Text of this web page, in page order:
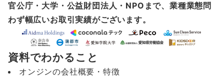
官公庁・大学・公益財団法人・NPOまで、業種業態問
わず幅広いお取引実績がございます。
資料でわかること
オンジンの会社概要・特徴